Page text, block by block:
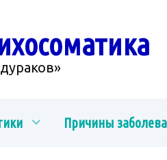
Причины